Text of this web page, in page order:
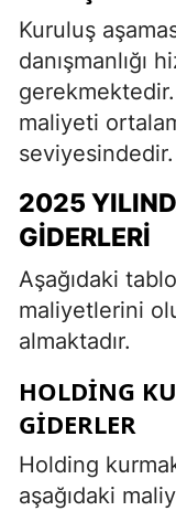
Kuruluş
danışmanlığı
maliyeti
seviyesindedir.
2025
GIDERLERI
Aşağıdaki
maliyetlerini
almaktadır.
HOLDING
GIDERLER
Holding
aşağıdaki